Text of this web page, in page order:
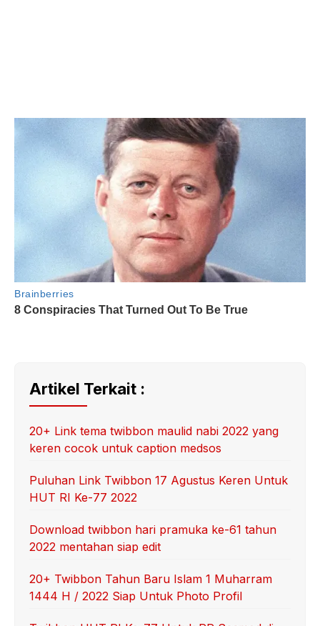
Artikel Terkait :
20+ Link tema twibbon maulid nabi 2022 yang
keren cocok untuk caption medsos
Puluhan Link Twibbon 17 Agustus Keren Untuk
HUT RI Ke-77 2022
Download twibbon hari pramuka ke-61 tahun
2022 mentahan siap edit
20+ Twibbon Tahun Baru Islam 1 Muharram
1444 H / 2022 Siap Untuk Photo Profil